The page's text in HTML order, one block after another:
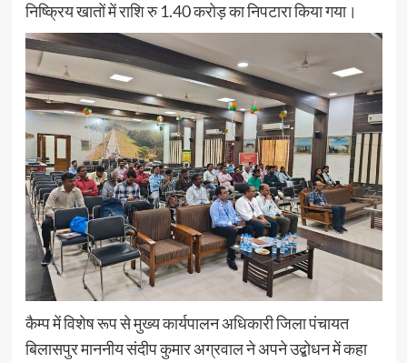
निष्क्रिय खातों में राशि रु 1.40 करोड़ का निपटारा किया गया।
कैम्प में विशेष रूप से मुख्य कार्यपालन अधिकारी जिला पंचायत
बिलासपुर माननीय संदीप कुमार अग्रवाल ने अपने उद्बोधन में कहा